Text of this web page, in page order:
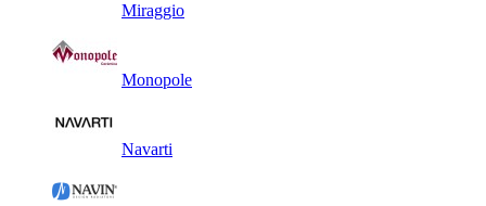
Miraggio
Monopole
Navarti